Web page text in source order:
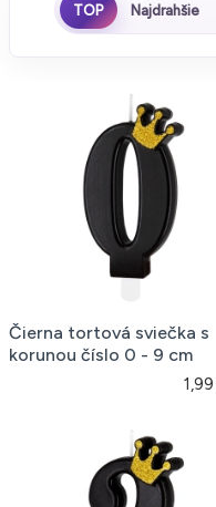
TOP Najdrahšie
Čierna tortová sviečka s
korunou číslo 0 - 9 cm